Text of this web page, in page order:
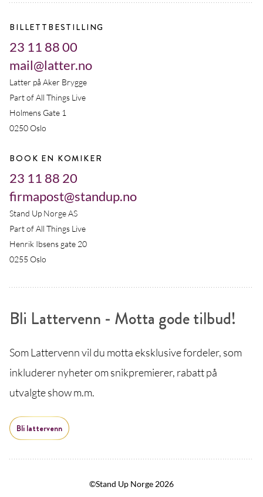
BILLETTBESTILLING
23 11 88 00
mail@latter.no
Latter på Aker Brygge
Part of All Things Live
Holmens Gate 1
0250 Oslo
BOOK EN KOMIKER
23 11 88 20
firmapost@standup.no
Stand Up Norge AS
Part of All Things Live
Henrik Ibsens gate 20
0255 Oslo
Bli Lattervenn - Motta gode tilbud!
Som Lattervenn vil du motta eksklusive fordeler, som
inkluderer nyheter om snikpremierer, rabatt på
utvalgte show m.m.
Bli lattervenn
©Stand Up Norge 2026